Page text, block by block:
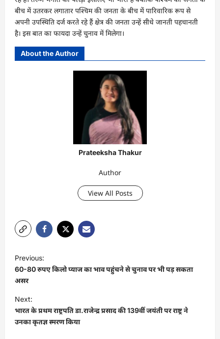
बीच में उतरकर लगातार पश्चिम की जनता के बीच में पारिवारिक रूप से
अपनी उपस्थिति दर्ज करते रहे हैं क्षेत्र की जनता उन्हें सीधे जानती पहचानती
है। इस बात का फायदा उन्हें चुनाव में मिलेगा।
About the Author
Prateeksha Thakur
Author
View All Posts
o
s
t
n
a
Previous:
60-80 रुपए किलो प्याज का भाव पहुंचने से चुनाव पर भी पड़ सकता
असर
Next:
भारत के प्रथम राष्ट्रपति डा.राजेन्द्र प्रसाद की 139वीं जयंती पर राष्ट्र ने
उनका कृतज्ञ स्मरण किया